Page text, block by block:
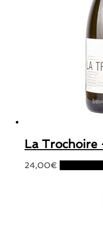
La Trochoire
24,00€